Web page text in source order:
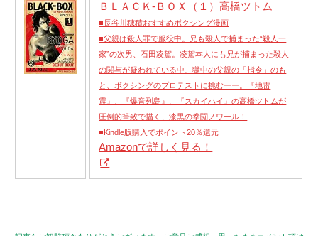
ＢＬＡＣＫ‐ＢＯＸ（１）高橋ツトム
■長谷川穂積おすすめボクシング漫画
■父親は殺人罪で服役中。兄も殺人で捕まった“殺人一
家”の次男、石田凌駕。凌駕本人にも兄が捕まった殺人
の関与が疑われている中、獄中の父親の「指令」のも
と、ボクシングのプロテストに挑むーー。『地雷
震』、『爆音列島』、『スカイハイ』の高橋ツトムが
圧倒的筆致で描く、漆黒の拳闘ノワール！
■Kindle版購入でポイント20％還元
Amazonで詳しく見る！